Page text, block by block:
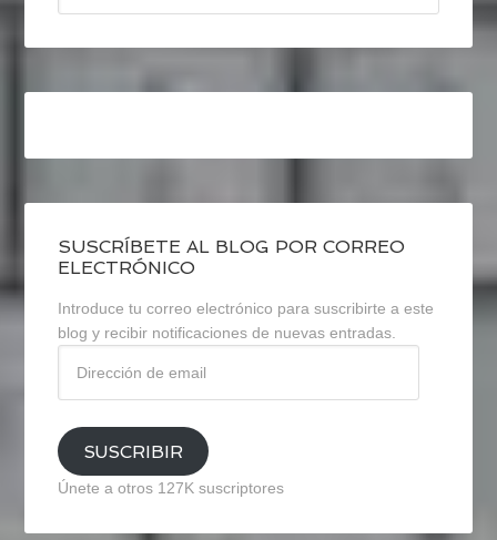
SUSCRÍBETE AL BLOG POR CORREO
ELECTRÓNICO
Introduce tu correo electrónico para suscribirte a este
blog y recibir notificaciones de nuevas entradas.
email
SUSCRIBIR
Únete a otros 127K suscriptores